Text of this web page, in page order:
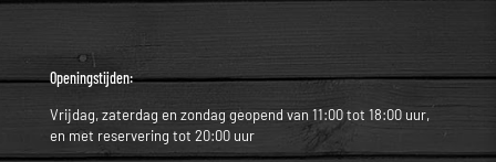
Openingstijden:
Vrijdag, zaterdag en zondag geopend van 11:00 tot 18:00 uur,
en met reservering tot 20:00 uur